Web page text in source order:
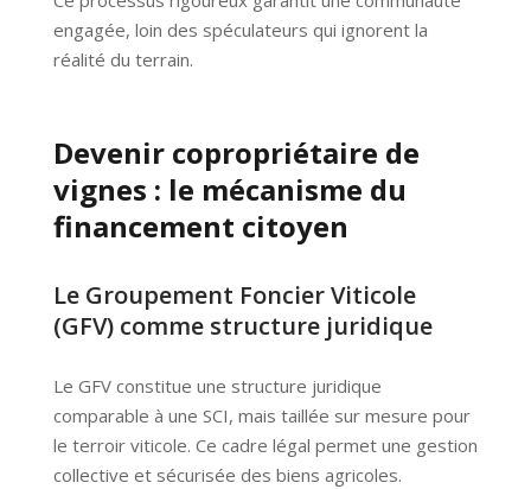
engagée, loin des spéculateurs qui ignorent la
réalité du terrain.
Devenir copropriétaire de
vignes : le mécanisme du
financement citoyen
Le Groupement Foncier Viticole
(GFV) comme structure juridique
Le GFV constitue une structure juridique
comparable à une SCI, mais taillée sur mesure pour
le terroir viticole. Ce cadre légal permet une gestion
collective et sécurisée des biens agricoles.